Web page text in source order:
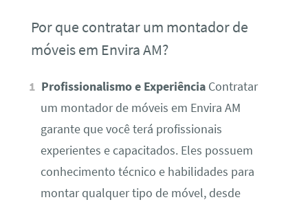
Por que contratar um montador de
móveis em Envira AM?
Profissionalismo e Experiência Contratar
um montador de móveis em Envira AM
garante que você terá profissionais
experientes e capacitados. Eles possuem
conhecimento técnico e habilidades para
montar qualquer tipo de móvel, desde